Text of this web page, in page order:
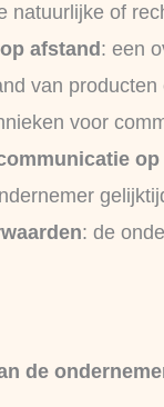
natuurlijke of
afstand : een
van
voor
op
: de
de